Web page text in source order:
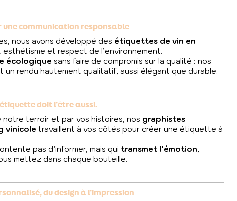
une communication responsable
nous avons développé des étiquettes de vin en
esthétisme et respect de l’environnement.
écologique sans faire de compromis sur la qualité : nos
rendu hautement qualitatif, aussi élégant que durable.
doit l’être aussi.
notre terroir et par vos histoires, nos graphistes
vinicole travaillent à vos côtés pour créer une étiquette à
pas d’informer, mais qui transmet l’émotion,
mettez dans chaque bouteille.
du design à l’impression